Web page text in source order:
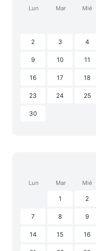
Lun Mar Mié
2 3 4
9 10 11
16 17 18
23 24 25
30
Lun Mar Mié
1 2
7 8 9
14 15 16